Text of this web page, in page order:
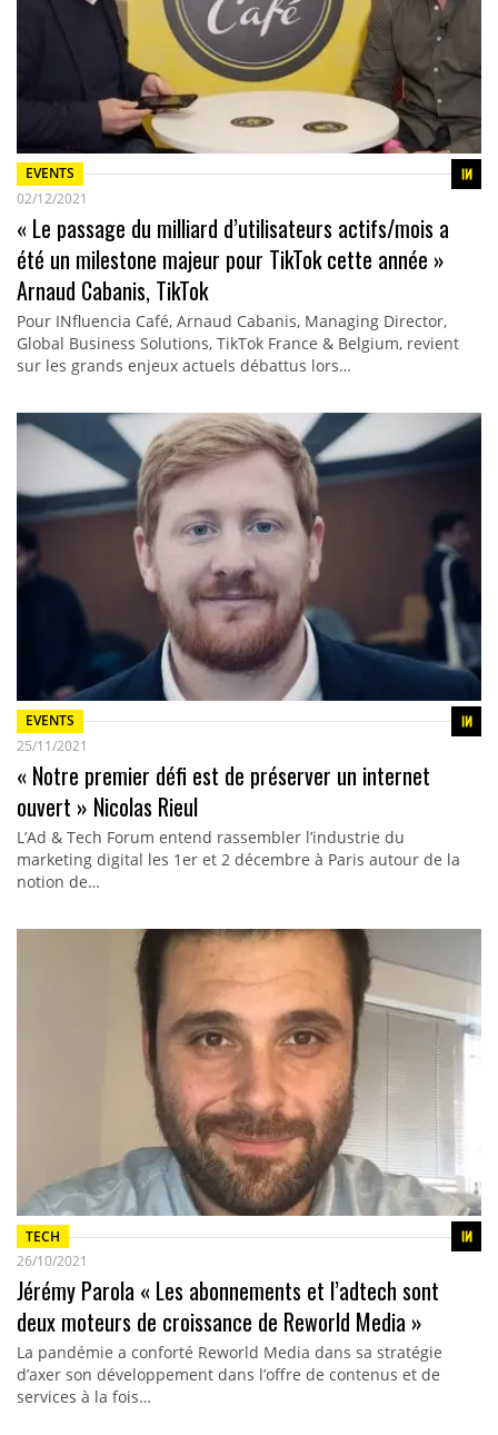
EVENTS
02/12/2021
« Le passage du milliard d’utilisateurs actifs/mois a
été un milestone majeur pour TikTok cette année »
Arnaud Cabanis, TikTok
Pour INfluencia Café, Arnaud Cabanis, Managing Director,
Global Business Solutions, TikTok France & Belgium, revient
sur les grands enjeux actuels débattus lors…
EVENTS
25/11/2021
« Notre premier défi est de préserver un internet
ouvert » Nicolas Rieul
L’Ad & Tech Forum entend rassembler l’industrie du
marketing digital les 1er et 2 décembre à Paris autour de la
notion de…
TECH
26/10/2021
Jérémy Parola « Les abonnements et l’adtech sont
deux moteurs de croissance de Reworld Media »
La pandémie a conforté Reworld Media dans sa stratégie
d’axer son développement dans l’offre de contenus et de
services à la fois…